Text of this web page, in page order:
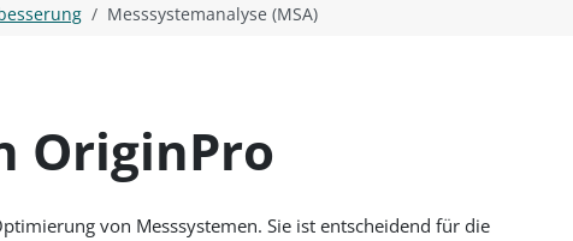
Messsystemanalyse (MSA)
OriginPro
von Messsystemen. Sie ist entscheidend für die